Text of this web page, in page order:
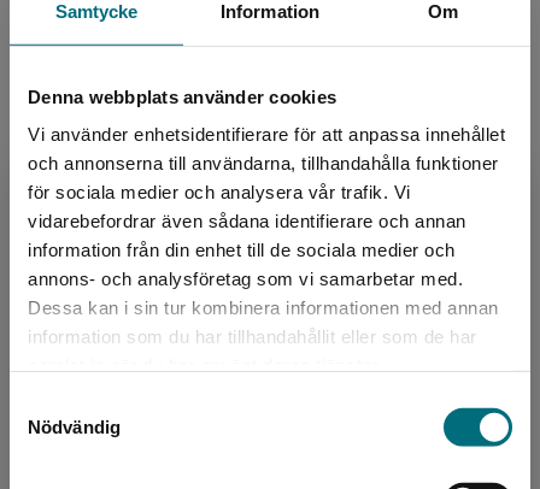
Samtycke Information Om
Denna webbplats använder cookies
Vi använder enhetsidentifierare för att anpassa innehållet
och annonserna till användarna, tillhandahålla funktioner
för sociala medier och analysera vår trafik. Vi
vidarebefordrar även sådana identifierare och annan
information från din enhet till de sociala medier och
annons- och analysföretag som vi samarbetar med.
Dessa kan i sin tur kombinera informationen med annan
information som du har tillhandahållit eller som de har
Nödvändig
Begränsad fraktregion
Det verkar som att du besöker
nyponochviljaforlag.se via en enhet utanför
Sverige. För att kunna slutföra ett köp måste
Författare
Bente Bratlund
Bente Bratlund är född 1952 i Bergen och är
en norsk författare. Hon har skrivit ett flertal
romaner, diktsamlingar och barnböcker. Hon är
utbildad...